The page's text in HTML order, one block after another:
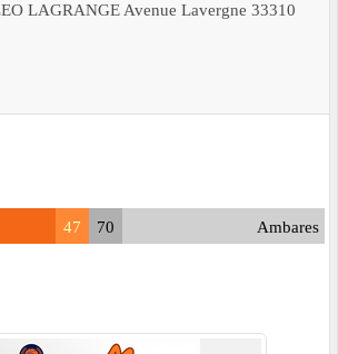
LAGRANGE Avenue Lavergne 33310
47 70 Ambares